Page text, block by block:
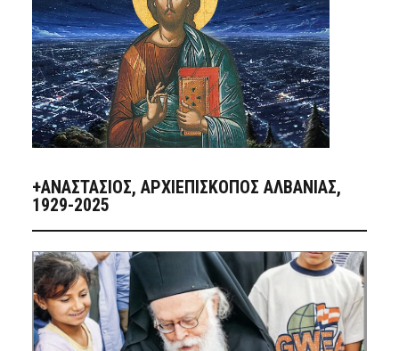
+ΑΝΑΣΤΆΣΙΟΣ, ΑΡΧΙΕΠΊΣΚΟΠΟΣ ΑΛΒΑΝΊΑΣ,
1929-2025